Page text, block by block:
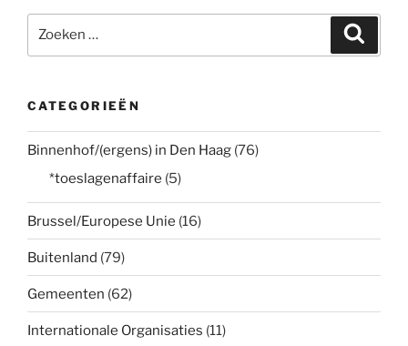
naar:
CATEGORIEËN
Binnenhof/(ergens) in Den Haag (76)
*toeslagenaffaire (5)
Brussel/Europese Unie (16)
Buitenland (79)
Gemeenten (62)
Internationale Organisaties (11)